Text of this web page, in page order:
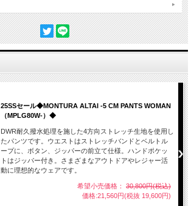
25SSセール◆MONTURA ALTAI -5 CM PANTS WOMAN
（MPLG80W-）◆
DWR耐久撥水処理を施した4方向ストレッチ生地を使用し
たパンツです。ウエストはストレッチバンドとベルトル
ープに、ボタン、ジッパーの前立て仕様。ハンドポケッ
トはジッパー付き。さまざまなアウトドアやレジャー活
動に理想的なウェアです。
希望小売価格： 30,800円(税込)
価格:21,560円(税抜 19,600円)